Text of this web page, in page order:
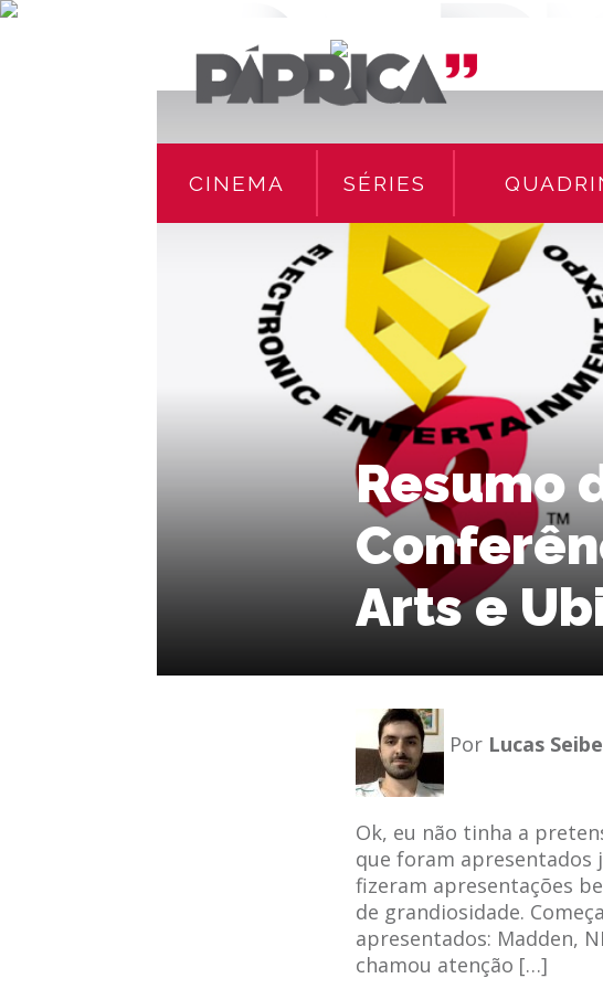
CINEMA SÉRIES
Resumo
Arts e
Por Lucas
Ok, eu não tinha a
que foram apresentados
fizeram apresentações
de grandiosidade.
apresentados: Madden,
chamou atenção […]